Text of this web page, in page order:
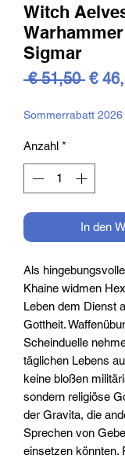
Witch
Sigmar
€ 51,50 €
Sommerrabatt 2026
Anzahl *
In den
Als
Khaine widmen
Leben dem Dienst
Gottheit.
Scheinduelle
täglichen Lebens
keine bloßen
sondern religiöse
der Gravita, die
Sprechen von
einsetzen könnten.